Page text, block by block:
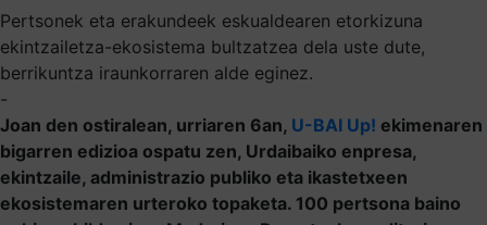
Pertsonek eta erakundeek eskualdearen etorkizuna
ekintzailetza-ekosistema bultzatzea dela uste dute,
berrikuntza iraunkorraren alde eginez.
-
Joan den ostiralean, urriaren 6an, U-BAI Up! ekimenaren
bigarren edizioa ospatu zen, Urdaibaiko enpresa,
ekintzaile, administrazio publiko eta ikastetxeen
ekosistemaren urteroko topaketa. 100 pertsona baino